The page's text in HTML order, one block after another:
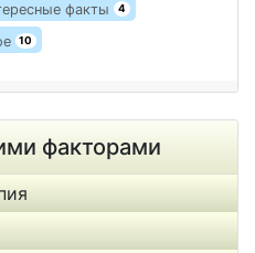
факты 4
10
факторами